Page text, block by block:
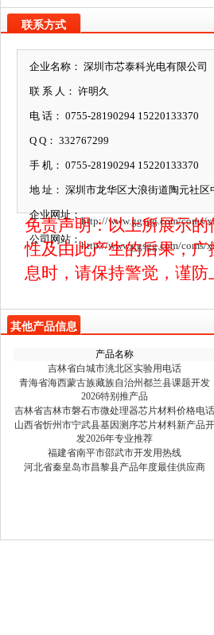
联系方式
企业名称： 深圳市芯泰科光电有限公司
联 系 人： 许明久
电 话： 0755-28190294 15220133370
Q Q： 332767299
手 机： 0755-28190294 15220133370
地 址： 深圳市龙华区大浪街道陶元社
企业网址：http://www.ggsgg.com/coms/
公司网站：http://www.ggsgg.com/coms/
免责声明：以上所展示
性及由此产生的后果，
息时，请保持警觉，谨防
其他产品信息
产品名称
吉林省白城市洮北区实验用电话
青海省海西蒙古族藏族自治州都兰县课题开发
2026特别推产品
吉林省吉林市磐石市微处理器芯片材料价格电话
山西省忻州市宁武县基因测序芯片材料新产品开
发2026年专业推荐
福建省南平市邵武市开发用热线
河北省秦皇岛市昌黎县产品年度最佳供应商